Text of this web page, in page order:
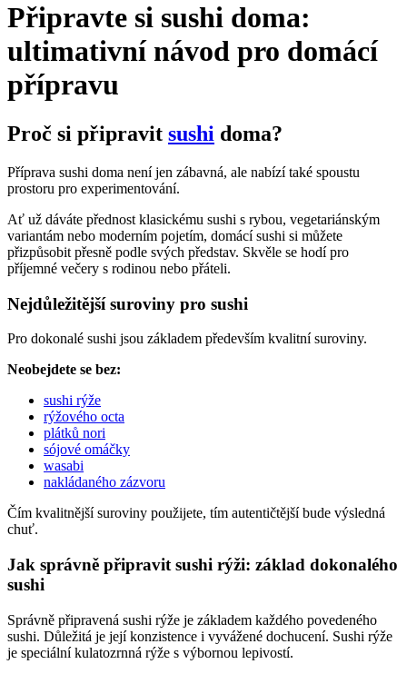
Připravte si sushi doma:
ultimativní návod pro domácí
přípravu
Proč si připravit sushi doma?
Příprava sushi doma není jen zábavná, ale nabízí také spoustu
prostoru pro experimentování.
Ať už dáváte přednost klasickému sushi s rybou, vegetariánským
variantám nebo moderním pojetím, domácí sushi si můžete
přizpůsobit přesně podle svých představ. Skvěle se hodí pro
příjemné večery s rodinou nebo přáteli.
Nejdůležitější suroviny pro sushi
Pro dokonalé sushi jsou základem především kvalitní suroviny.
Neobejdete se bez:
sushi rýže
rýžového octa
plátků nori
sójové omáčky
wasabi
nakládaného zázvoru
Čím kvalitnější suroviny použijete, tím autentičtější bude výsledná
chuť.
Jak správně připravit sushi rýži: základ dokonalého
sushi
Správně připravená sushi rýže je základem každého povedeného
sushi. Důležitá je její konzistence i vyvážené dochucení. Sushi rýže
je speciální kulatozrnná rýže s výbornou lepivostí.